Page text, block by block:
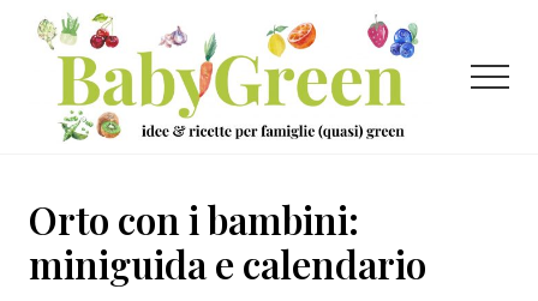
Menu
Passa
contenuto
principale
Passa
ricette
per
Menu
Orto con i bambini:
miniguida e calendario